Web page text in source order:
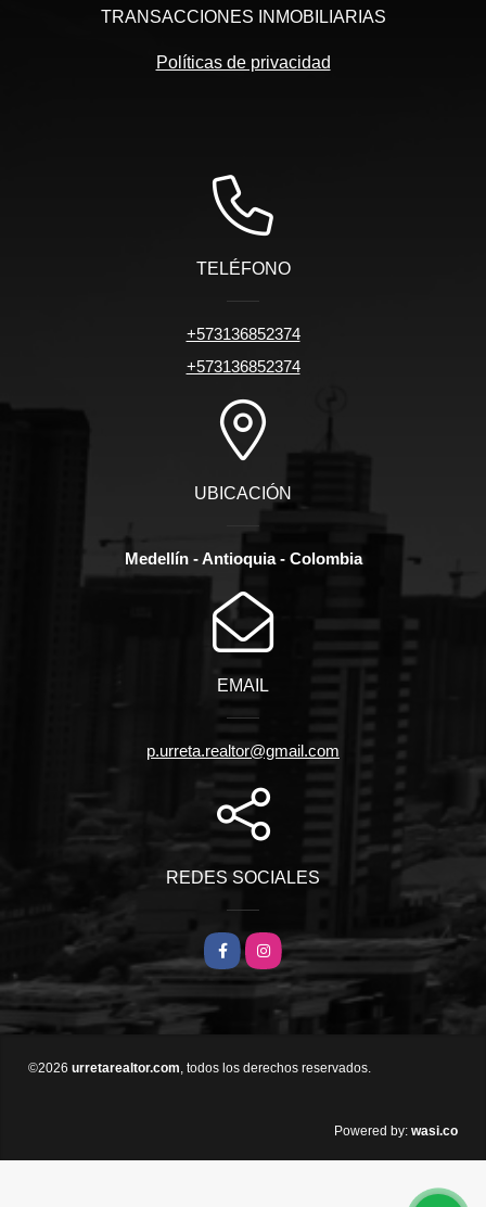
TRANSACCIONES INMOBILIARIAS
Políticas de privacidad
TELÉFONO
+573136852374
+573136852374
UBICACIÓN
Medellín - Antioquia - Colombia
EMAIL
p.urreta.realtor@gmail.com
REDES SOCIALES
FacebookInstagram
©2026 urretarealtor.com, todos los derechos reservados.
Powered by: wasi.co